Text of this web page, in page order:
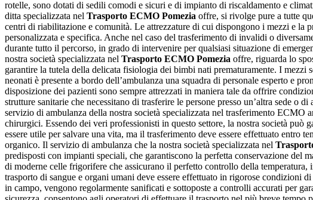
rotelle, sono dotati di sedili comodi e sicuri e di impianto di riscaldamento e
ditta specializzata nel Trasporto ECMO Pomezia offre, si rivolge pure a tutte
centri di riabilitazione e comunità. Le attrezzature di cui dispongono i mezzi e la
personalizzata e specifica. Anche nel caso del trasferimento di invalidi o
durante tutto il percorso, in grado di intervenire per qualsiasi situazione di
nostra società specializzata nel Trasporto ECMO Pomezia offre, riguarda lo
garantire la tutela della delicata fisiologia dei bimbi nati prematuramente. I
neonati è presente a bordo dell’ambulanza una squadra di personale esperto e
disposizione dei pazienti sono sempre attrezzati in maniera tale da offrire
strutture sanitarie che necessitano di trasferire le persone presso un’altra sede
servizio di ambulanza della nostra società specializzata nel trasferimento
chirurgici. Essendo dei veri professionisti in questo settore, la nostra società può
essere utile per salvare una vita, ma il trasferimento deve essere effettuato entro
organico. Il servizio di ambulanza che la nostra società specializzata nel
predisposti con impianti speciali, che garantiscono la perfetta conservazione
di moderne celle frigorifere che assicurano il perfetto controllo della
trasporto di sangue e organi umani deve essere effettuato in rigorose condizioni
in campo, vengono regolarmente sanificati e sottoposte a controlli accurati per